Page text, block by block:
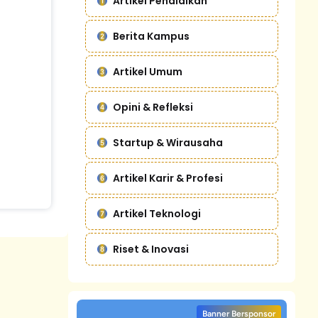
Berita Kampus
Artikel Umum
Opini & Refleksi
Startup & Wirausaha
Artikel Karir & Profesi
Artikel Teknologi
Riset & Inovasi
Banner Bersponsor